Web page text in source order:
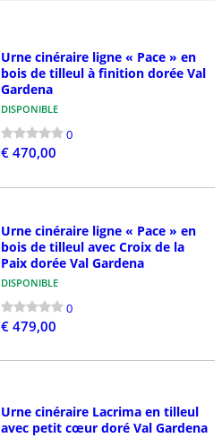
Urne cinéraire ligne « Pace » en
bois de tilleul à finition dorée Val
Gardena
DISPONIBLE
0
€ 470,00
Urne cinéraire ligne « Pace » en
bois de tilleul avec Croix de la
Paix dorée Val Gardena
DISPONIBLE
0
€ 479,00
Urne cinéraire Lacrima en tilleul
avec petit cœur doré Val Gardena